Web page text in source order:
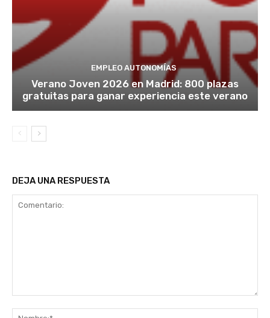
EMPLEO AUTONOMÍAS
Verano Joven 2026 en Madrid: 800 plazas
gratuitas para ganar experiencia este verano
DEJA UNA RESPUESTA